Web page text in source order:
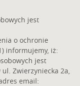
jest
o ochronie
informujemy, iż:
jest
Zwierzyniecka 2a,
email: